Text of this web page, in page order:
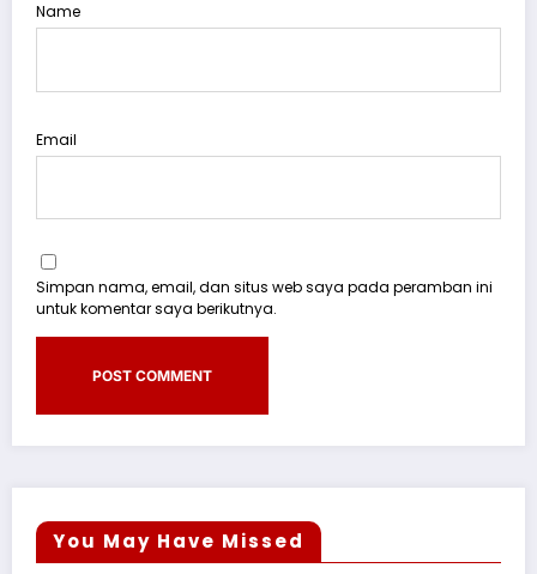
Name
Email
Simpan nama, email, dan situs web saya pada peramban ini
untuk komentar saya berikutnya.
You May Have Missed